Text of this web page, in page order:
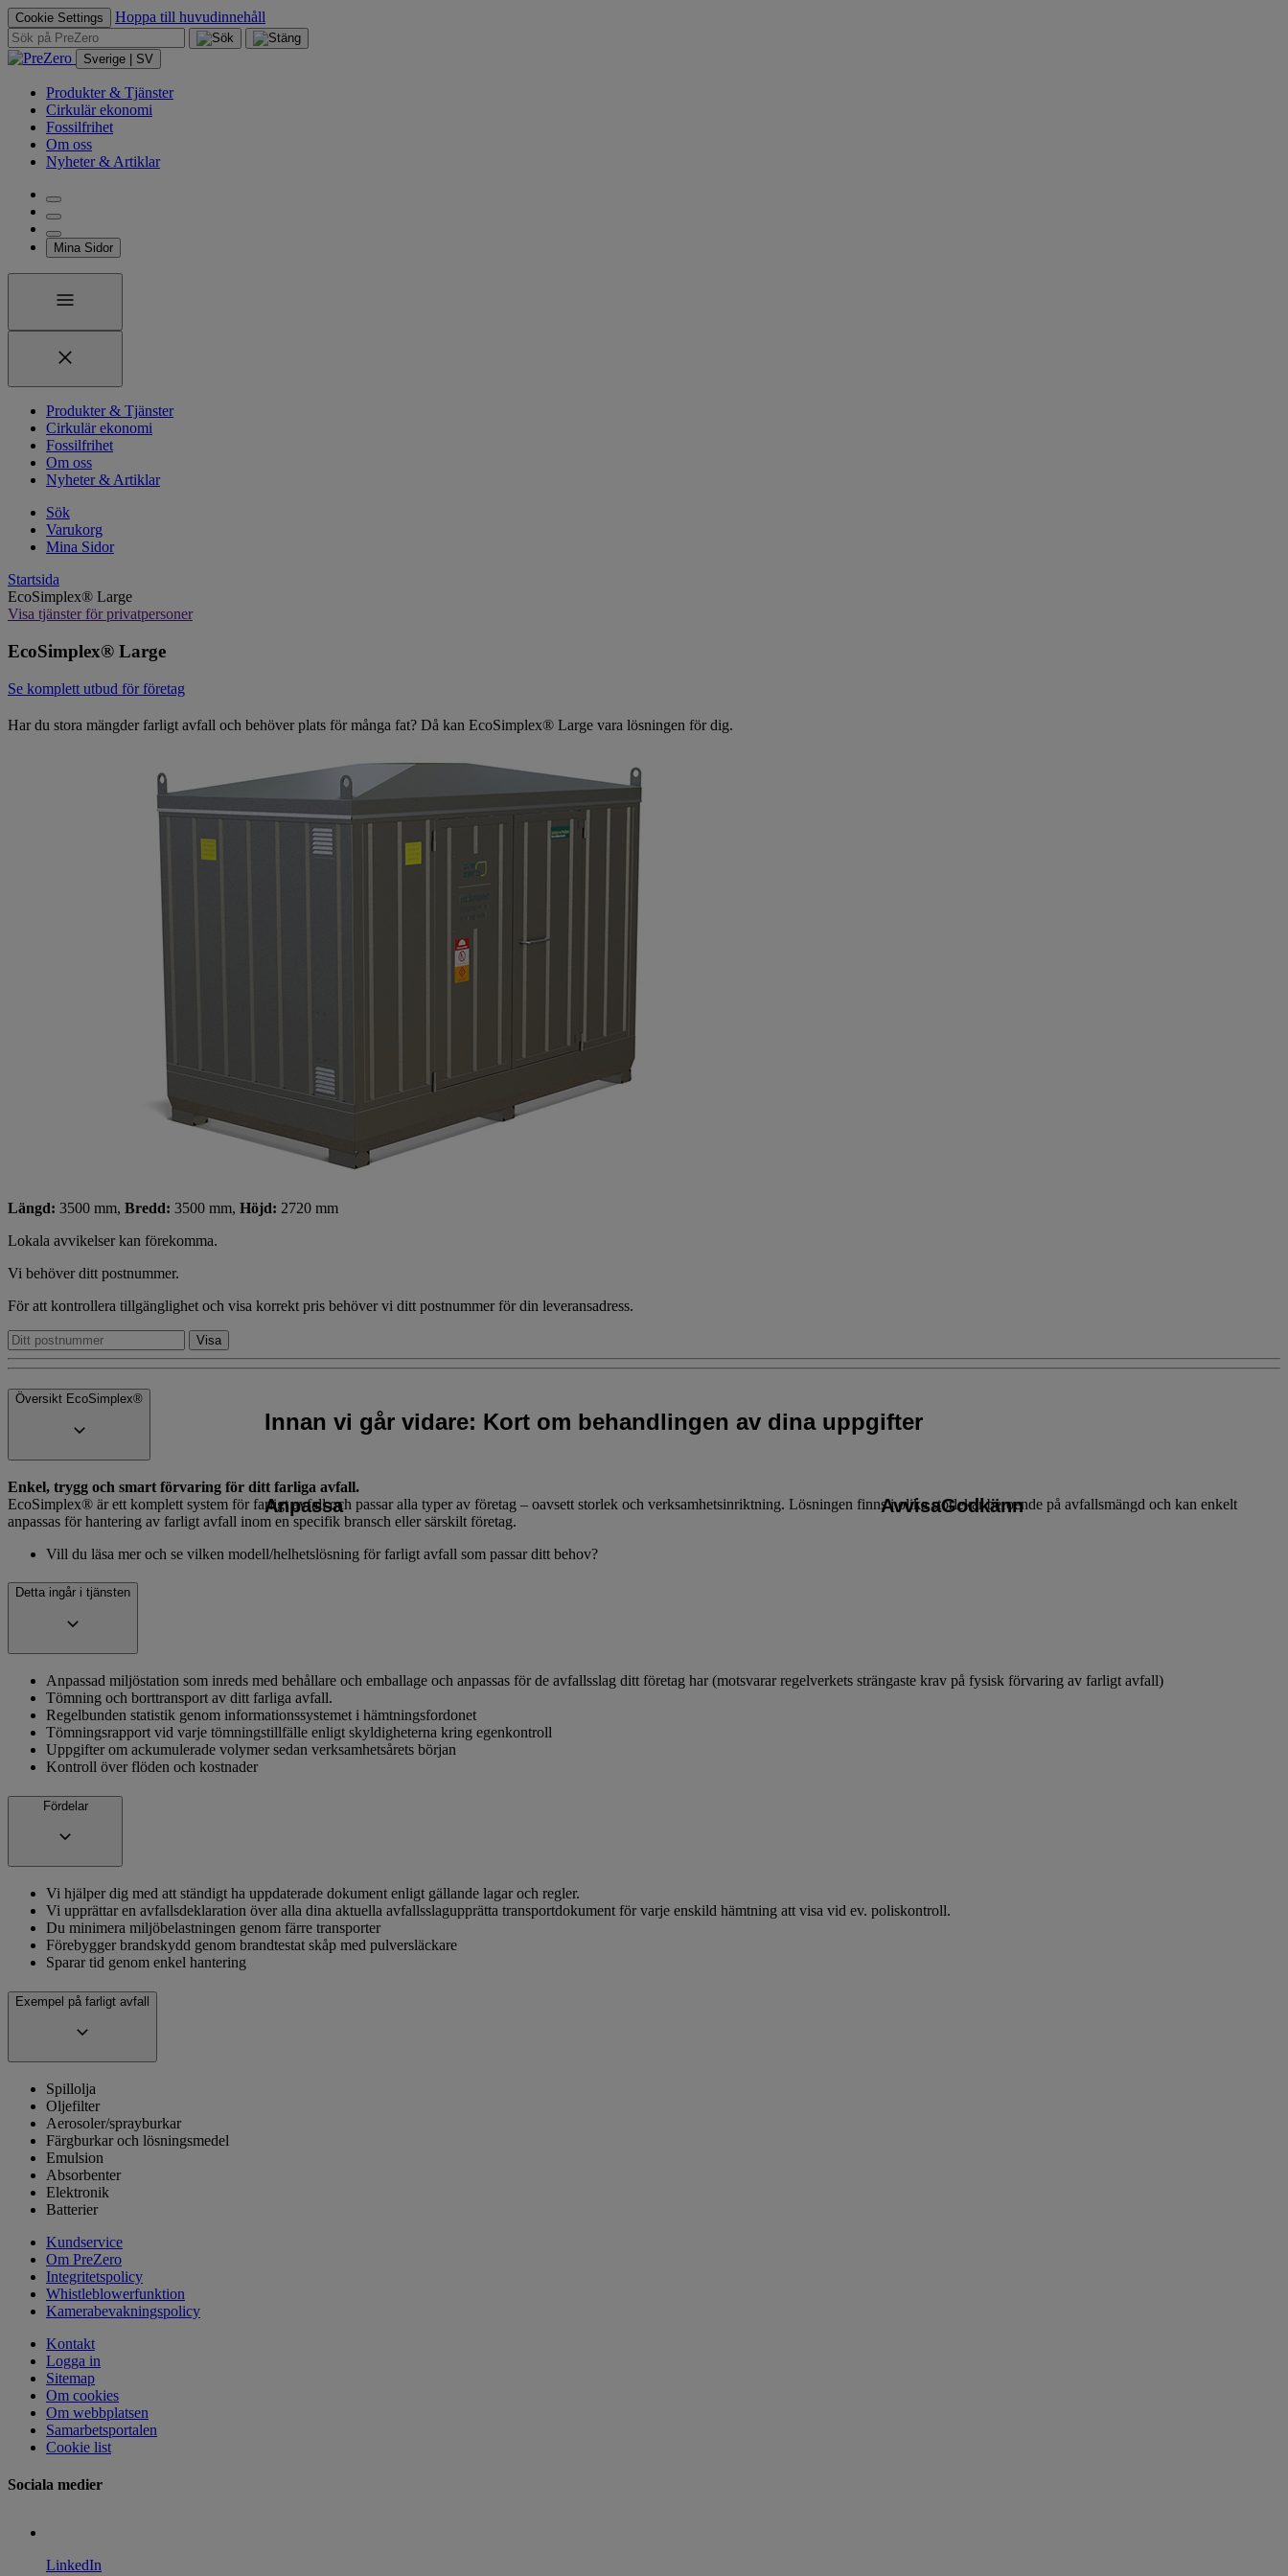
Innan vi går vidare: Kort om behandlingen av dina uppgifter
Anpassa AvvisaGodkänn
Cookie Settings Hoppa till huvudinnehåll
Sverige | SV
Produkter & Tjänster
Cirkulär ekonomi
Fossilfrihet
Om oss
Nyheter & Artiklar
Mina Sidor
Produkter & Tjänster
Cirkulär ekonomi
Fossilfrihet
Om oss
Nyheter & Artiklar
Sök
Varukorg
Mina Sidor
Startsida
EcoSimplex® Large
Visa tjänster för privatpersoner
EcoSimplex® Large
Se komplett utbud för företag
Har du stora mängder farligt avfall och behöver plats för många fat? Då kan EcoSimplex® Large vara lösningen för dig.
Längd: 3500 mm, Bredd: 3500 mm, Höjd: 2720 mm
Lokala avvikelser kan förekomma.
Vi behöver ditt postnummer.
För att kontrollera tillgänglighet och visa korrekt pris behöver vi ditt postnummer för din leveransadress.
Översikt EcoSimplex®
Enkel, trygg och smart förvaring för ditt farliga avfall.
EcoSimplex® är ett komplett system för farligt avfall och passar alla typer av företag – oavsett storlek och verksamhetsinriktning. Lösningen finns i olika storlekar beroende på avfallsmängd och kan enkelt
anpassas för hantering av farligt avfall inom en specifik bransch eller särskilt företag.
Vill du läsa mer och se vilken modell/helhetslösning för farligt avfall som passar ditt behov?
Detta ingår i tjänsten
Anpassad miljöstation som inreds med behållare och emballage och anpassas för de avfallsslag ditt företag har (motsvarar regelverkets strängaste krav på fysisk förvaring av farligt avfall)
Tömning och borttransport av ditt farliga avfall.
Regelbunden statistik genom informationssystemet i hämtningsfordonet
Tömningsrapport vid varje tömningstillfälle enligt skyldigheterna kring egenkontroll
Uppgifter om ackumulerade volymer sedan verksamhetsårets början
Kontroll över flöden och kostnader
Fördelar
Vi hjälper dig med att ständigt ha uppdaterade dokument enligt gällande lagar och regler.
Vi upprättar en avfallsdeklaration över alla dina aktuella avfallsslagupprätta transportdokument för varje enskild hämtning att visa vid ev. poliskontroll.
Du minimera miljöbelastningen genom färre transporter
Förebygger brandskydd genom brandtestat skåp med pulversläckare
Sparar tid genom enkel hantering
Exempel på farligt avfall
Spillolja
Oljefilter
Aerosoler/sprayburkar
Färgburkar och lösningsmedel
Emulsion
Absorbenter
Elektronik
Batterier
Kundservice
Om PreZero
Integritetspolicy
Whistleblowerfunktion
Kamerabevakningspolicy
Kontakt
Logga in
Sitemap
Om cookies
Om webbplatsen
Samarbetsportalen
Cookie list
Sociala medier
LinkedIn